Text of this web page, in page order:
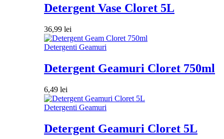
Detergent Vase Cloret 5L
36,99 lei
Detergenti Geamuri
Detergent Geamuri Cloret 750ml
6,49 lei
Detergenti Geamuri
Detergent Geamuri Cloret 5L